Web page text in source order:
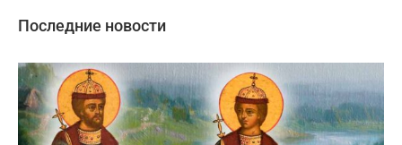
Последние новости